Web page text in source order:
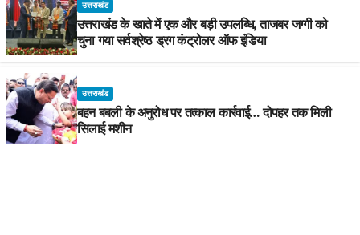
उत्तराखंड
उत्तराखंड के खाते में एक और बड़ी उपलब्धि, ताजबर जग्गी को
चुना गया सर्वश्रेष्ठ ड्रग कंट्रोलर ऑफ इंडिया
उत्तराखंड
बहन बबली के अनुरोध पर तत्काल कार्रवाई… दोपहर तक मिली
सिलाई मशीन